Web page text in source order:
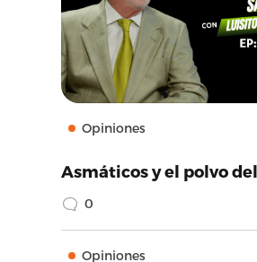
Opiniones
Asmáticos y el polvo
0
Opiniones